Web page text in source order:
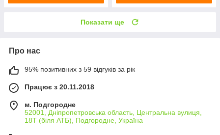
Показати ще
Про нас
95% позитивних з 59 відгуків за рік
Працює з 20.11.2018
м. Подгородне
52001, Дніпропетровська область, Центральна вулиця,
18Т (біля АТБ), Подгородне, Україна